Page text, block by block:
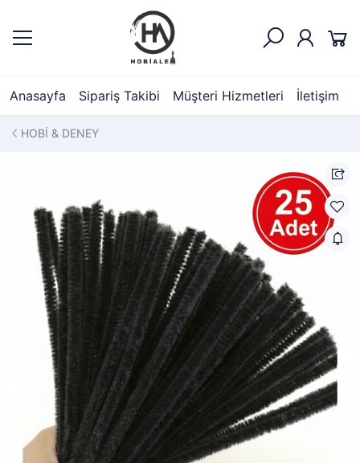
Anasayfa Sipariş Takibi Müşteri Hizmetleri İletişim
HOBİ & DENEY